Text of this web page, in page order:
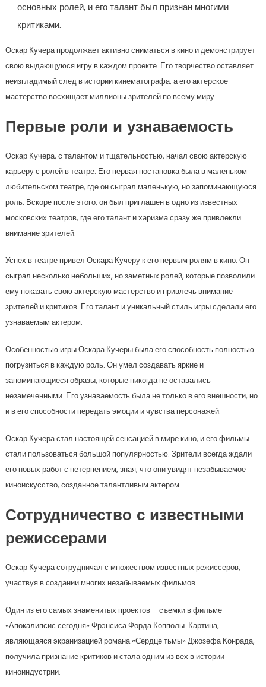
основных ролей, и его талант был признан многими
критиками.
Оскар Кучера продолжает активно сниматься в кино и демонстрирует
свою выдающуюся игру в каждом проекте. Его творчество оставляет
неизгладимый след в истории кинематографа, а его актерское
мастерство восхищает миллионы зрителей по всему миру.
Первые роли и узнаваемость
Оскар Кучера, с талантом и тщательностью, начал свою актерскую
карьеру с ролей в театре. Его первая постановка была в маленьком
любительском театре, где он сыграл маленькую, но запоминающуюся
роль. Вскоре после этого, он был приглашен в одно из известных
московских театров, где его талант и харизма сразу же привлекли
внимание зрителей.
Успех в театре привел Оскара Кучеру к его первым ролям в кино. Он
сыграл несколько небольших, но заметных ролей, которые позволили
ему показать свою актерскую мастерство и привлечь внимание
зрителей и критиков. Его талант и уникальный стиль игры сделали его
узнаваемым актером.
Особенностью игры Оскара Кучеры была его способность полностью
погрузиться в каждую роль. Он умел создавать яркие и
запоминающиеся образы, которые никогда не оставались
незамеченными. Его узнаваемость была не только в его внешности, но
и в его способности передать эмоции и чувства персонажей.
Оскар Кучера стал настоящей сенсацией в мире кино, и его фильмы
стали пользоваться большой популярностью. Зрители всегда ждали
его новых работ с нетерпением, зная, что они увидят незабываемое
киноискусство, созданное талантливым актером.
Сотрудничество с известными
режиссерами
Оскар Кучера сотрудничал с множеством известных режиссеров,
участвуя в создании многих незабываемых фильмов.
Один из его самых знаменитых проектов – съемки в фильме
«Апокалипсис сегодня» Фрэнсиса Форда Копполы. Картина,
являющаяся экранизацией романа «Сердце тьмы» Джозефа Конрада,
получила признание критиков и стала одним из вех в истории
киноиндустрии.